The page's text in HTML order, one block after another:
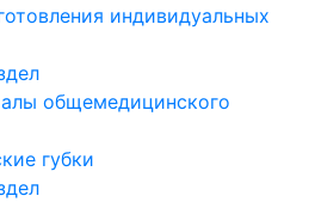
индивидуальных
общемедицинского
губки